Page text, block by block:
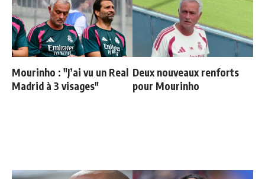
Mourinho : "J’ai vu un Real
Madrid à 3 visages"
Deux nouveaux renforts
pour Mourinho